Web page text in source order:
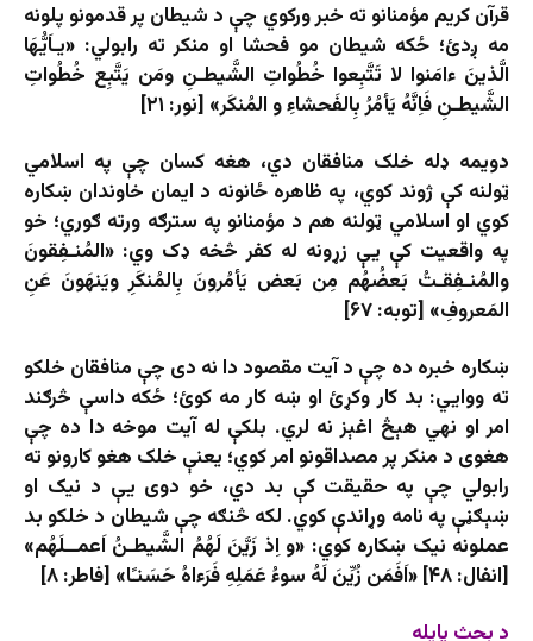
قرآن کریم مؤمنانو ته خبر ورکوي چې د شيطان پر قدمونو پلونه
مه ږدئ؛ ځکه شیطان مو فحشا او منکر ته رابولي: «يـاَيُّهَا
الَّذينَ ءامَنوا لا تَتَّبِعوا خُطُواتِ الشَّيطـنِ ومَن يَتَّبِع خُطُواتِ
الشَّيطـنِ فَاِنَّهُ يَأمُرُ بِالفَحشاءِ و المُنكَر» [نور: ۲۱]
دويمه ډله خلک منافقان دي، هغه کسان چې په اسلامي
ټولنه کې ژوند کوي، په ظاهره ځانونه د ایمان خاوندان ښکاره
کوي او اسلامي ټولنه هم د مؤمنانو په سترګه ورته ګوري؛ خو
په واقعیت کې یې زړونه له کفر څخه ډک وي: «المُنـفِقونَ
والمُنـفِقـتُ بَعضُهُم مِن بَعض يَأمُرونَ بِالمُنكَرِ ويَنهَونَ عَنِ
المَعروفِ» [توبه: ۶۷]
ښکاره خبره ده چې د آيت مقصود دا نه دی چې منافقان خلکو
ته ووايي: بد کار وکړئ او ښه کار مه کوئ؛ ځکه داسې څرګند
امر او نهي هېڅ اغېز نه لري. بلکې له آیت موخه دا ده چې
هغوی د منکر پر مصداقونو امر کوي؛ يعنې خلک هغو کارونو ته
رابولي چې په حقيقت کې بد دي، خو دوی يې د نیک او
ښېګڼې په نامه وړاندې کوي. لکه څنګه چې شيطان د خلکو بد
عملونه نیک ښکاره کوي: «و اِذ زَيَّنَ لَهُمُ الشَّيطـنُ اَعمــلَهُم»
[انفال: ۴۸] «اَفَمَن زُيِّنَ لَهُ سوءُ عَمَلِهِ فَرَءاهُ حَسَنـًا» [فاطر: ۸]
د بحث پايله